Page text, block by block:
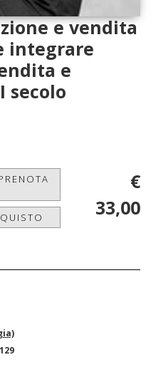
e vendita
integrare
e
secolo
€
33,00